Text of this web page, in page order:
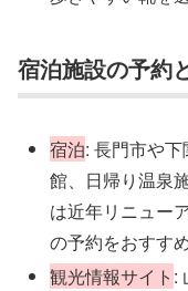
宿泊施設の予約
宿泊: 長門市や
館、日帰り温泉
は近年リニュー
の予約をおすす
観光情報サイト :